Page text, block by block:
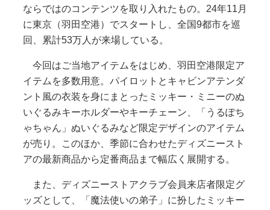
ならではのコンテンツを取り入れたもの。24年11月
に東京（羽田空港）でスタートし、全国9都市を巡
回、累計53万人が来場している。
今回はご当地アイテムをはじめ、羽田空港限定ア
イテムを多数用意。パイロットとキャビンアテンダ
ント風の衣装を身にまとったミッキー・ミニーのぬ
いぐるみキーホルダーやキーチェーン、「うるぽち
ゃちゃん」ぬいぐるみなど限定デザインのアイテム
が売り。このほか、季節に合わせたディズニースト
アの最新商品から定番商品まで幅広く展開する。
また、ディズニーストアクラブ会員来店者限定グ
ッズとして、「魔法使いの弟子」に扮したミッキー